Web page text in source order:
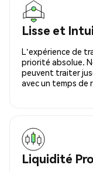
Lisse et
L'expérience de
priorité absolue.
peuvent traiter
avec un temps de
Liquidité